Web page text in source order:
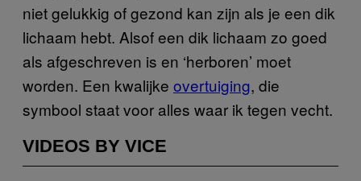
niet gelukkig of gezond kan zijn als je een dik
lichaam hebt. Alsof een dik lichaam zo goed
als afgeschreven is en ‘herboren’ moet
worden. Een kwalijke overtuiging, die
symbool staat voor alles waar ik tegen vecht.
VIDEOS BY VICE